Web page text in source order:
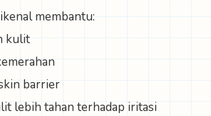
membantu:
kulit
barrier
lebih tahan terhadap iritasi